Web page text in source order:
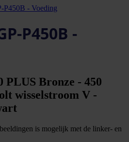
- Voeding
P450B -
PLUS Bronze - 450
wisselstroom V -
is mogelijk met de linker- en